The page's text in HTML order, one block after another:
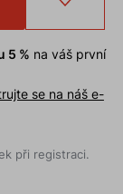
5 % na váš první
se na náš e-
při registraci.